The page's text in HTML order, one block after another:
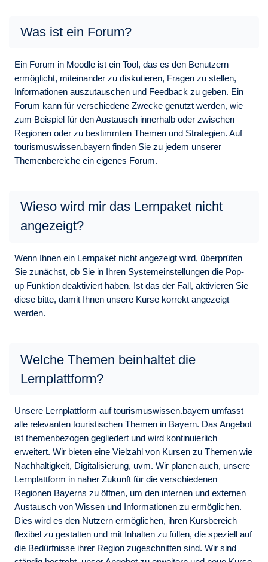
Was ist ein Forum?
Ein Forum in Moodle ist ein Tool, das es den Benutzern
ermöglicht, miteinander zu diskutieren, Fragen zu stellen,
Informationen auszutauschen und Feedback zu geben. Ein
Forum kann für verschiedene Zwecke genutzt werden, wie
zum Beispiel für den Austausch innerhalb oder zwischen
Regionen oder zu bestimmten Themen und Strategien. Auf
tourismuswissen.bayern finden Sie zu jedem unserer
Themenbereiche ein eigenes Forum.
Wieso wird mir das Lernpaket nicht
angezeigt?
Wenn Ihnen ein Lernpaket nicht angezeigt wird, überprüfen
Sie zunächst, ob Sie in Ihren Systemeinstellungen die Pop-
up Funktion deaktiviert haben. Ist das der Fall, aktivieren Sie
diese bitte, damit Ihnen unsere Kurse korrekt angezeigt
werden.
Welche Themen beinhaltet die
Lernplattform?
Unsere Lernplattform auf tourismuswissen.bayern umfasst
alle relevanten touristischen Themen in Bayern. Das Angebot
ist themenbezogen gegliedert und wird kontinuierlich
erweitert. Wir bieten eine Vielzahl von Kursen zu Themen wie
Nachhaltigkeit, Digitalisierung, uvm. Wir planen auch, unsere
Lernplattform in naher Zukunft für die verschiedenen
Regionen Bayerns zu öffnen, um den internen und externen
Austausch von Wissen und Informationen zu ermöglichen.
Dies wird es den Nutzern ermöglichen, ihren Kursbereich
flexibel zu gestalten und mit Inhalten zu füllen, die speziell auf
die Bedürfnisse ihrer Region zugeschnitten sind. Wir sind